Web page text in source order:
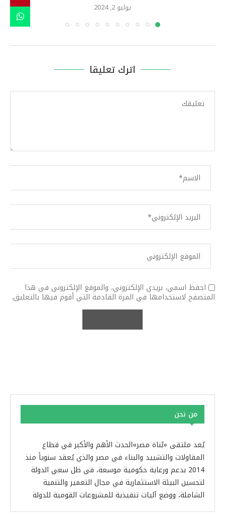
يوليو 2, 2024
اترك تعليقا
احفظ اسمي، بريدي الإلكتروني، والموقع الإلكتروني في هذا
المتصفح لاستخدامها في المرة القادمة التي أقوم فيها بالتعليق.
من نحن
يُعد ملتقى «بُناة مصر»الحدث الأهم والأكبر في قطاع
المقاولات والتشييد والبناء في مصر والذي يُعقد سنوياً منذ
2014 بدعم ورعاية حكومية موسعة، في ظل سعي الدولة
لتحسين البيئة الاستثمارية في مجال التعمير والتنمية
الشاملة، ووضع آليات تنفيذية للمشروعات القومية للدولة